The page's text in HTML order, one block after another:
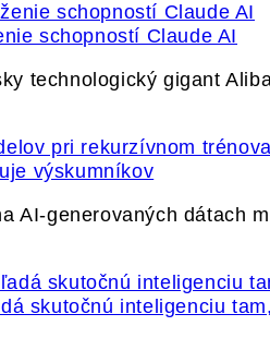
schopností Claude AI
technologický gigant
výskumníkov
AI-generovaných dátach
skutočnú inteligenciu